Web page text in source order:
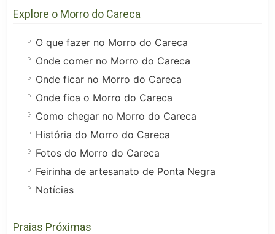
Explore o Morro do Careca
O que fazer no Morro do Careca
Onde comer no Morro do Careca
Onde ficar no Morro do Careca
Onde fica o Morro do Careca
Como chegar no Morro do Careca
História do Morro do Careca
Fotos do Morro do Careca
Feirinha de artesanato de Ponta Negra
Notícias
Praias Próximas